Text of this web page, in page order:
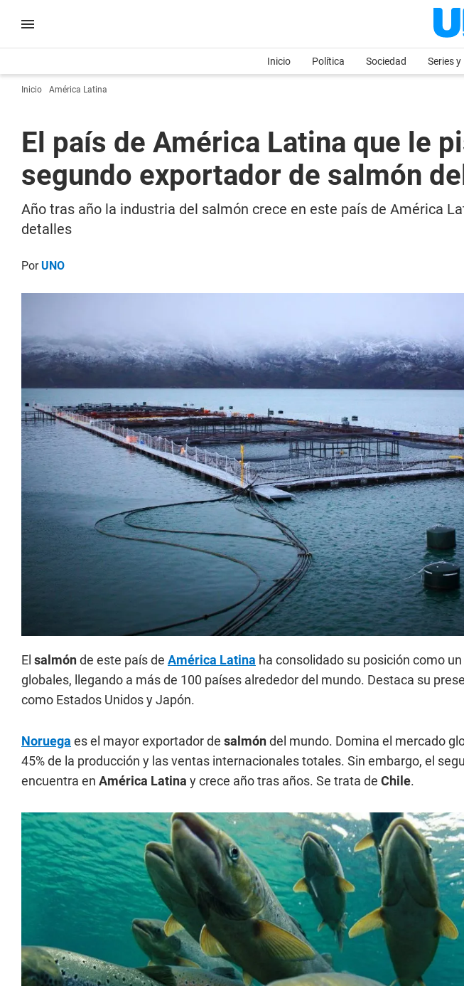
Inicio Política Sociedad Series
Inicio América Latina
El país de América Latina que le
segundo exportador de salmón
Año tras año la industria del salmón crece en este país de América
detalles
PorUNO
El salmónde este país de América Latina ha consolidado su posición como
globales, llegando a más de 100 países alrededor del mundo. Destaca su
como Estados Unidos y Japón.
Noruega es el mayor exportador de salmóndel mundo. Domina el mercado
45% de la producción y las ventas internacionales totales. Sin embargo, el
encuentra en América Latina y crece año tras años. Se trata de Chile.